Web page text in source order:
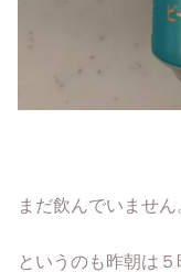
まだ飲んでいません
というのも昨朝は